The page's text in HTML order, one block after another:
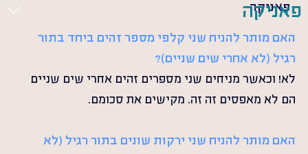
פאניקה
פאניקה
האם מותר להניח שני קלפי מספר זהים ביחד בתור
רגיל (לא אחרי שים שניים)?
לא! וכאשר מניחים שני מספרים זהים אחרי שים שניים
הם לא מאפסים זה זה. מקישים את סכומם.
האם מותר להניח שני ירקות שונים בתור רגיל (לא